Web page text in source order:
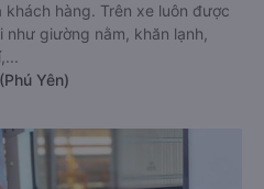
hàng. Trên xe luôn được
giường nằm, khăn lạnh,
Yên)